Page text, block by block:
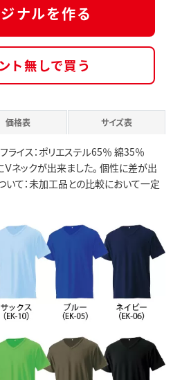
ナルを作る
ト無しで買う
価格表 サイズ表
ライス：ポリエステル65％ 綿35％
ックが出来ました。 個性に差が出
て：未加工品との比較において一定